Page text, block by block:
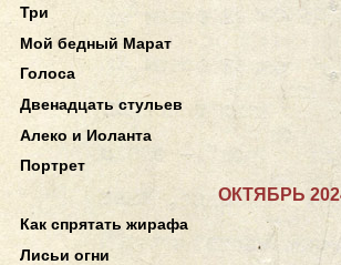
Три
Мой бедный Марат
Голоса
Двенадцать стульев
Алеко и Иоланта
Портрет
ОКТЯБРЬ
Как спрятать жирафа
Лисьи огни